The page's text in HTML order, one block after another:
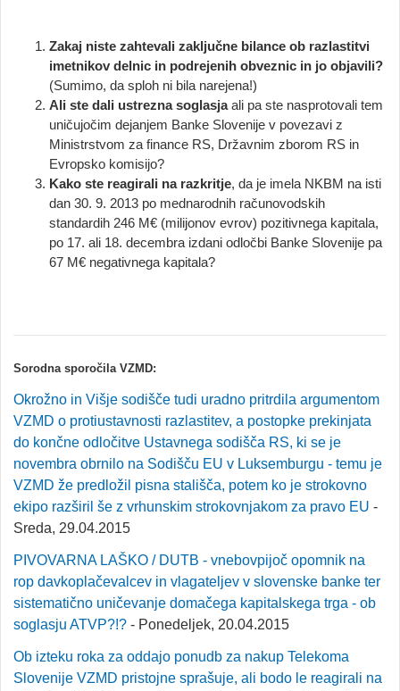
Zakaj niste zahtevali zaključne bilance ob razlastitvi
imetnikov delnic in podrejenih obveznic in jo objavili?
(Sumimo, da sploh ni bila narejena!)
Ali ste dali ustrezna soglasjaali pa ste nasprotovali tem
uničujočim dejanjem Banke Slovenije v povezavi z
Ministrstvom za finance RS, Državnim zborom RS in
Evropsko komisijo?
Kako ste reagirali na razkritje, da je imela NKBM na isti
dan 30. 9. 2013 po mednarodnih računovodskih
standardih 246 M€ (milijonov evrov) pozitivnega kapitala,
po 17. ali 18. decembra izdani odločbi Banke Slovenije pa
67 M€ negativnega kapitala?
Sorodna sporočila VZMD:
Okrožno in Višje sodišče tudi uradno pritrdila argumentom
VZMD o protiustavnosti razlastitev, a postopke prekinjata
do končne odločitve Ustavnega sodišča RS, ki se je
novembra obrnilo na Sodišču EU v Luksemburgu - temu je
VZMD že predložil pisna stališča, potem ko je strokovno
ekipo razširil še z vrhunskim strokovnjakom za pravo EU -
Sreda, 29.04.2015
PIVOVARNA LAŠKO / DUTB - vnebovpijoč opomnik na
rop davkoplačevalcev in vlagateljev v slovenske banke ter
sistematično uničevanje domačega kapitalskega trga - ob
soglasju ATVP?!? - Ponedeljek, 20.04.2015
Ob izteku roka za oddajo ponudb za nakup Telekoma
Slovenije VZMD pristojne sprašuje, ali bodo le reagirali na